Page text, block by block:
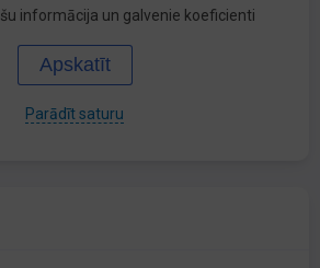
informācija un galvenie koeficienti
Apskatīt
Parādīt saturu